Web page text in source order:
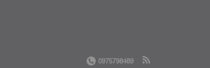
0975798489